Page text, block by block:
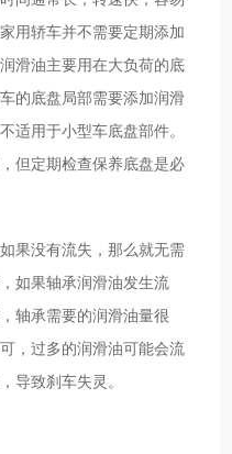
用轿车并不需要定期添加
滑油主要用在大负荷的底
的底盘局部需要添加润滑
适用于小型车底盘部件。
但定期检查保养底盘是必
果没有流失，那么就无需
如果轴承润滑油发生流
轴承需要的润滑油量很
，过多的润滑油可能会流
导致刹车失灵。